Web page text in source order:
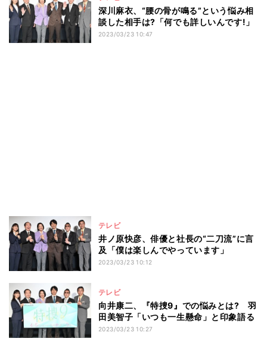
深川麻衣、“腰の骨が鳴る”という悩み相
談した相手は?「何でも詳しいんです!」
2023/03/23 10:47
テレビ
井ノ原快彦、俳優と社長の“二刀流”に言
及「僕は楽しんでやっています」
2023/03/23 10:12
テレビ
向井康二、『特捜9』での悩みとは? 羽
田美智子「いつも一生懸命」と印象語る
2023/03/23 10:27